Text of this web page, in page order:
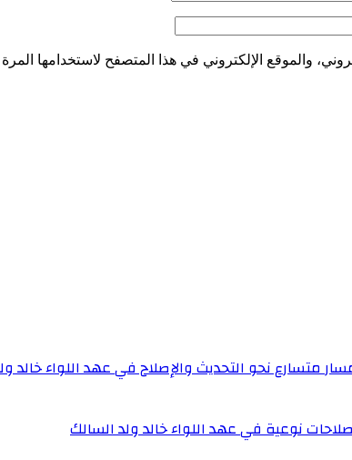
والموقع الإلكتروني في هذا المتصفح لاستخدامها
متسارع نحو التحديث والإصلاح في عهد اللواء خالد
نوعية في عهد اللواء خالد ولد السالك